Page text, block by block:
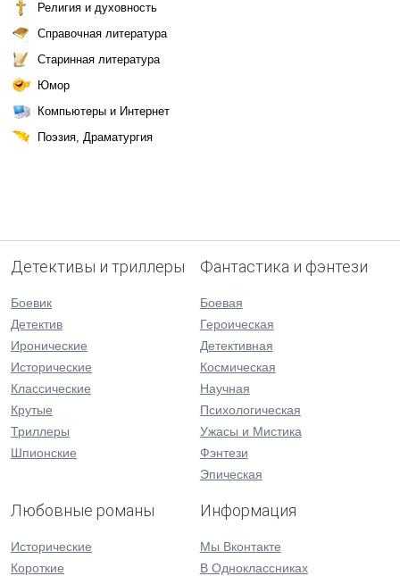
Религия и духовность
Справочная литература
Старинная литература
Юмор
Компьютеры и Интернет
Поэзия, Драматургия
Детективы и триллеры
Боевик
Детектив
Иронические
Исторические
Классические
Крутые
Триллеры
Шпионские
Фантастика и фэнтези
Боевая
Героическая
Детективная
Космическая
Научная
Психологическая
Ужасы и Мистика
Фэнтези
Эпическая
Любовные романы
Исторические
Короткие
Информация
Мы Вконтакте
В Одноклассниках